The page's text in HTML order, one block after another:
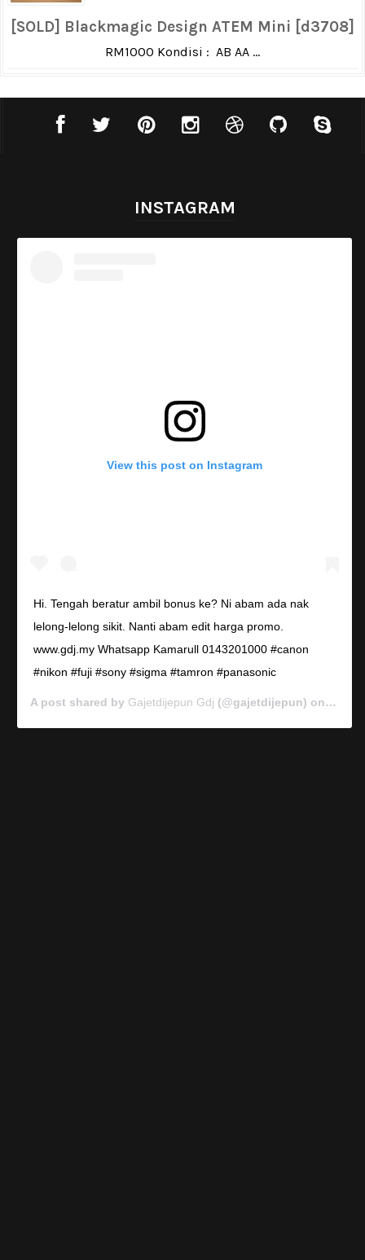
[SOLD] Blackmagic Design ATEM Mini [d3708]
RM1000 Kondisi : AB AA ...
INSTAGRAM
View this post on Instagram
Hi. Tengah beratur ambil bonus ke? Ni abam ada nak
lelong-lelong sikit. Nanti abam edit harga promo.
www.gdj.my Whatsapp Kamarull 0143201000 #canon
#nikon #fuji #sony #sigma #tamron #panasonic
A post shared by Gajetdijepun Gdj (@gajetdijepun) on Jan 7,